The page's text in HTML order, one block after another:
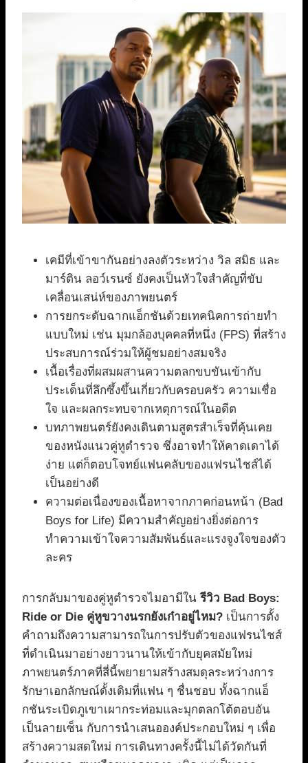
เคมีที่เข้าขากันอย่างลงตัวระหว่าง วิล สมิธ และ
มาร์ติน ลอว์เรนซ์ ยังคงเป็นหัวใจสำคัญที่ขับ
เคลื่อนเสน่ห์ของภาพยนตร์
การยกระดับฉากแอ็กชันด้วยเทคนิคการถ่ายทำ
แบบใหม่ เช่น มุมกล้องบุคคลที่หนึ่ง (FPS) ที่สร้าง
ประสบการณ์ร่วมให้ผู้ชมอย่างสมจริง
เนื้อเรื่องที่ผสมผสานความตลกขบขันเข้ากับ
ประเด็นที่ลึกซึ้งขึ้นเกี่ยวกับครอบครัว ความเชื่อ
ใจ และผลกระทบจากเหตุการณ์ในอดีต
บทภาพยนตร์ยังคงเดินตามสูตรสำเร็จที่คุ้นเคย
ของหนังแนวคู่หูตำรวจ ซึ่งอาจทำให้คาดเดาได้
ง่าย แต่ก็ตอบโจทย์แฟนคลับของแฟรนไชส์ได้
เป็นอย่างดี
ความต่อเนื่องของเนื้อหาจากภาคก่อนหน้า (Bad
Boys for Life) มีความสำคัญอย่างยิ่งต่อการ
ทำความเข้าใจความสัมพันธ์และแรงจูงใจของตัว
ละคร
การกลับมาของคู่หูตำรวจไมอามีในรีวิว Bad Boys:
Ride or Die คู่หูขวางนรกยังเก๋าอยู่ไหม? เป็นการตั้ง
คำถามถึงความสามารถในการปรับตัวของแฟรนไชส์
ที่ดำเนินมาอย่างยาวนานให้เข้ากับยุคสมัยใหม่
ภาพยนตร์ภาคที่สี่นี้พยายามสร้างสมดุลระหว่างการ
รักษาเอกลักษณ์ดั้งเดิมที่แฟน ๆ ชื่นชอบ ทั้งฉากแอ็
กชันระเบิดภูเขาเผากระท่อมและมุกตลกโต้ตอบอัน
เป็นลายเซ็น กับการนำเสนอองค์ประกอบใหม่ ๆ เพื่อ
สร้างความสดใหม่ การเดินทางครั้งนี้ไม่ได้วัดกันที่